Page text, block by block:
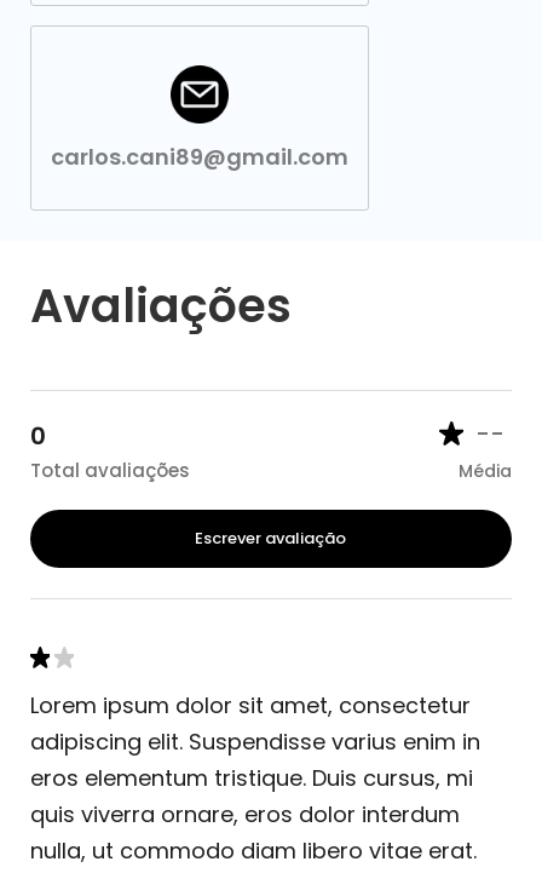
carlos.cani89@gmail.com
Avaliações
0
Total avaliações
--
Média
Escrever avaliação
Lorem ipsum dolor sit amet, consectetur
adipiscing elit. Suspendisse varius enim in
eros elementum tristique. Duis cursus, mi
quis viverra ornare, eros dolor interdum
nulla, ut commodo diam libero vitae erat.